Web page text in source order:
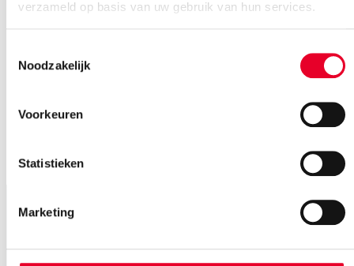
verzameld op basis van uw gebruik van hun services.
Noodzakelijk
Voorkeuren
Statistieken
Marketing
Lees meer